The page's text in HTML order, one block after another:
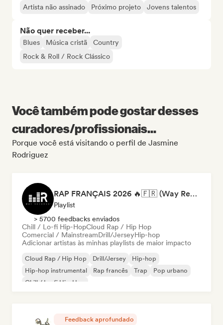
Artista não assinado Próximo projeto Jovens talentos
Não quer receber...
Blues Música cristã
Country
Rock & Roll / Rock Clássico
Você também pode gostar desses
curadores/profissionais...
Porque você está visitando o perfil de Jasmine
Rodriguez
RAP FRANÇAIS 2026 🔥🇫🇷 (Way Records)
Playlist
> 5700 feedbacks enviados
Chill / Lo-fi Hip-HopCloud Rap / Hip Hop
Comercial / MainstreamDrill/JerseyHip-hop
Adicionar artistas às minhas playlists de maior impacto
Cloud Rap / Hip Hop Drill/Jersey
Hip-hop
Hip-hop instrumental
Rap francês Trap
Pop urbano
Chill / Lo-fi Hip-Hop
Feedback aprofundado